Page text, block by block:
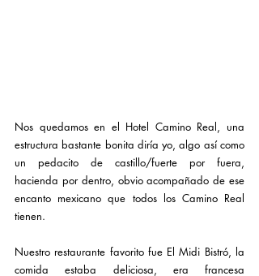
Nos quedamos en el Hotel Camino Real, una
estructura bastante bonita diría yo, algo así como
un pedacito de castillo/fuerte por fuera,
hacienda por dentro, obvio acompañado de ese
encanto mexicano que todos los Camino Real
tienen.
Nuestro restaurante favorito fue El Midi Bistró, la
comida estaba deliciosa, era francesa